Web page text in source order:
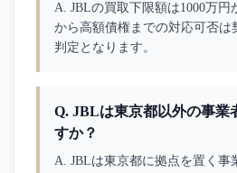
A. JBLの買取下限額は1000万円
から高額債権までの対応可否は
判定となります。
Q. JBLは東京都以外の事業
すか？
A. JBLは東京都に拠点を置く事